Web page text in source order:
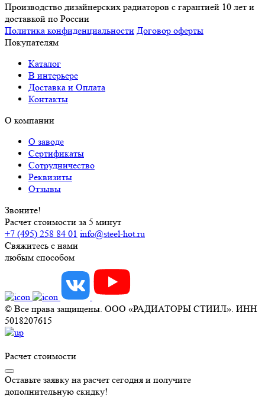
Производство дизайнерских радиаторов с гарантией 10 лет и
доставкой по России
Политика конфиденциальности Договор оферты
Покупателям
Каталог
В интерьере
Доставка и Оплата
Контакты
О компании
О заводе
Сертификаты
Сотрудничество
Реквизиты
Отзывы
Звоните!
Расчет стоимости за 5 минут
+7 (495) 258 84 01 info@steel-hot.ru
Свяжитесь с нами
любым способом
© Все права защищены. ООО «РАДИАТОРЫ СТИИЛ». ИНН
5018207615
Расчет стоимости
Оставьте заявку на расчет сегодня и получите
дополнительную скидку!